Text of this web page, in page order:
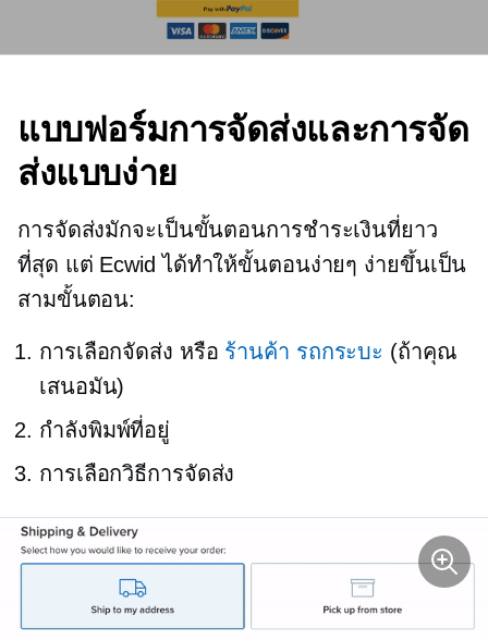
แบบฟอร์มการจัดส่งและการจัด
ส่งแบบง่าย
การจัดส่งมักจะเป็นขั้นตอนการชำระเงินที่ยาว
ที่สุด แต่ Ecwid ได้ทำให้ขั้นตอนง่ายๆ ง่ายขึ้นเป็น
สามขั้นตอน:
การเลือกจัดส่ง หรือ ร้านค้า รถกระบะ (ถ้าคุณ
เสนอมัน)
กำลังพิมพ์ที่อยู่
การเลือกวิธีการจัดส่ง